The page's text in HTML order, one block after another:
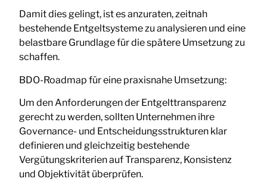
Damit dies gelingt, ist es anzuraten, zeitnah
bestehende Entgeltsysteme zu analysieren und eine
belastbare Grundlage für die spätere Umsetzung zu
schaffen.
BDO-Roadmap für eine praxisnahe Umsetzung:
Um den Anforderungen der Entgelttransparenz
gerecht zu werden, sollten Unternehmen ihre
Governance- und Entscheidungsstrukturen klar
definieren und gleichzeitig bestehende
Vergütungskriterien auf Transparenz, Konsistenz
und Objektivität überprüfen.